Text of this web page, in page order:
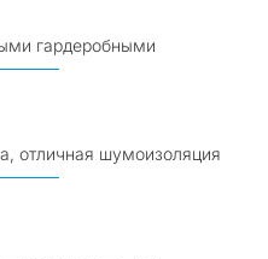
гардеробными
отличная шумоизоляция